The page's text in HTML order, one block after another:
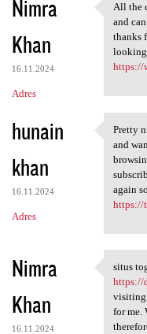
Nimra
Khan
16.11.2024
Adres
All the
All the
and
thanks
looking
https://
hunain
khan
16.11.2024
Adres
Pretty
Pretty
and
again
https://
Nimra
Khan
16.11.2024
situs
situs
https://
visiting
for me.